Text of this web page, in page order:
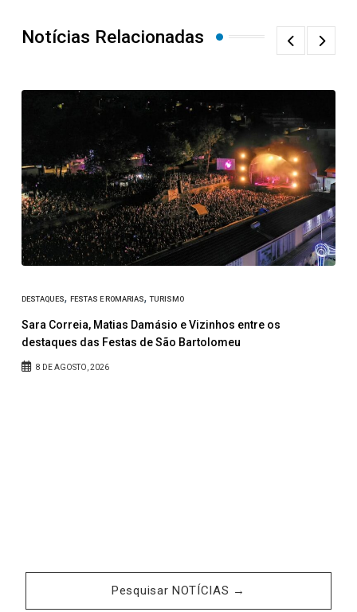
Notícias Relacionadas
DESTAQUES, FESTAS E ROMARIAS,TURISMO
Sara Correia, Matias Damásio e Vizinhos entre os
destaques das Festas de São Bartolomeu
8 DE AGOSTO, 2026
Pesquisar NOTÍCIAS →